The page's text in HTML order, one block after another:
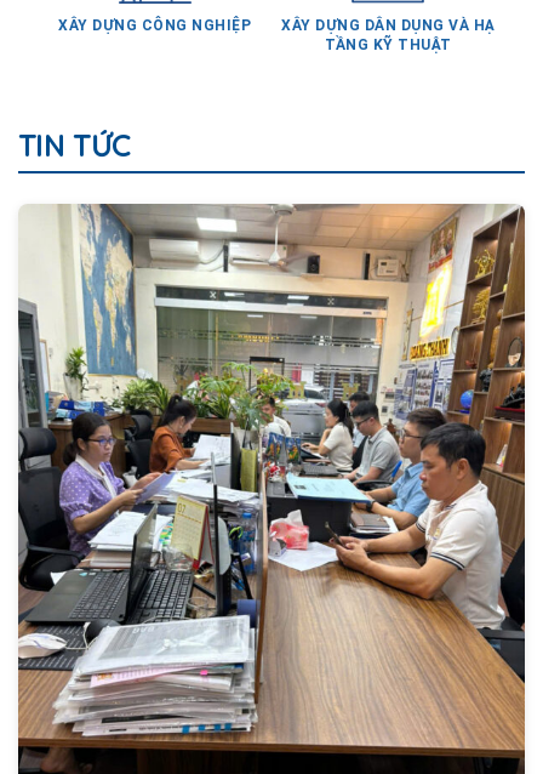
XÂY DỰNG CÔNG NGHIỆP
XÂY DỰNG DÂN DỤNG VÀ HẠ
TẦNG KỸ THUẬT
TIN TỨC